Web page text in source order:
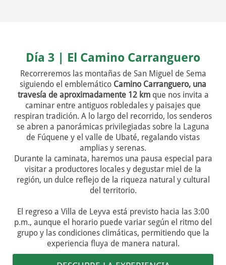
Día 3 | El Camino Carranguero
Recorreremos las montañas de San Miguel de Sema
siguiendo el emblemático Camino Carranguero, una
travesía de aproximadamente 12 km que nos invita a
caminar entre antiguos robledales y paisajes que
respiran tradición. A lo largo del recorrido, los senderos
se abren a panorámicas privilegiadas sobre la Laguna
de Fúquene y el valle de Ubaté, regalando vistas
amplias y serenas.
Durante la caminata, haremos una pausa especial para
visitar a productores locales y degustar miel de la
región, un dulce reflejo de la riqueza natural y cultural
del territorio.
El regreso a Villa de Leyva está previsto hacia las 3:00
p.m., aunque el horario puede variar según el ritmo del
grupo y las condiciones climáticas, permitiendo que la
experiencia fluya de manera natural.